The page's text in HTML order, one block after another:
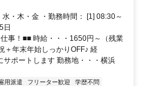
駐輪場有
・木・金 ・勤務時間： [1] 08:30～
日
事！■■ 時給・・・1650円～（残業
＋年末年始しっかりOFF♪ 経
ポートします 勤務地・・・横浜
用派遣 フリーター歓迎
学歴不問